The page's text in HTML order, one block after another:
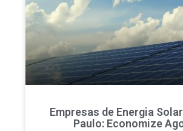
Empresas de Energia
Paulo: Economize